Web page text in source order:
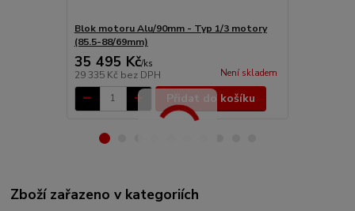
Blok motoru Alu/90mm - Typ 1/3 motory
(85.5-88/69mm)
35 495 Kč/ks
29 335 Kč bez DPH Není skladem
Přidat do košíku
Zboží zařazeno v kategoriích